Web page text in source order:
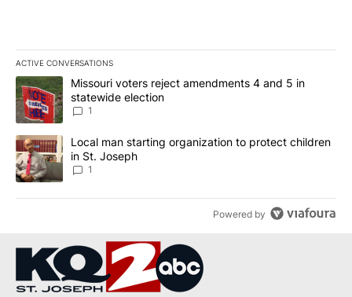
ACTIVE CONVERSATIONS
The following is a list of the most commented articles in the last
A trending article titled "Missouri voters reject amendments 4
Missouri voters reject amendments 4 and 5 in
statewide election
1
A trending article titled "Local man starting organization to
Local man starting organization to protect children
in St. Joseph
1
Powered by